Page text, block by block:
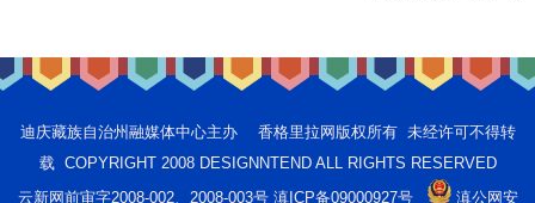
迪庆藏族自治州融媒体中心主办 香格里拉网版权所有 未经许可不得转
载 COPYRIGHT 2008 DESIGNNTEND ALL RIGHTS RESERVED
云新网前审字2008-002、2008-003号 滇ICP备09000927号
滇公网安